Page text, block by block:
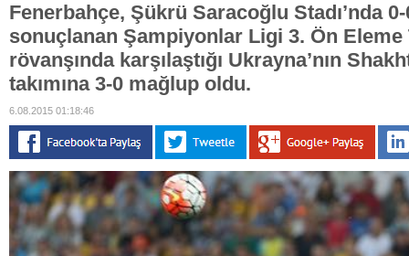
Fenerbahçe, Şükrü Saracoğlu Stadı’nda
sonuçlanan Şampiyonlar Ligi 3. Ön Eleme
rövanşında karşılaştığı Ukrayna’nın
takımına 3-0 mağlup oldu.
6.08.2015 01:18:46